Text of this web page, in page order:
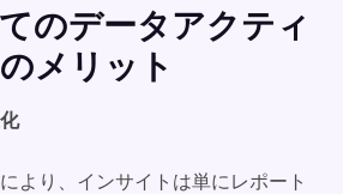
のデータアクティ
メリット
より、インサイトは単にレポート